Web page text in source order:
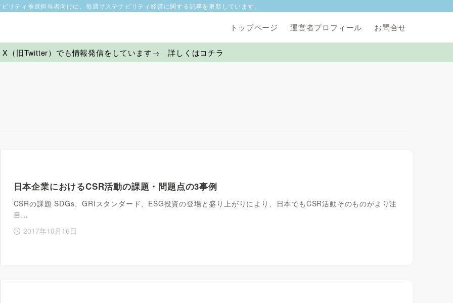
リティ推進担当者向けに、毎週サステナビリティ経営に関する記事を更新しています。
トップページ 運営者プロフィール お問合せ
X（旧Twitter）でも情報発信をしています→ 詳しくはコチラ
日本企業におけるCSR活動の課題・問題点の3事例
CSRの課題 SDGs、GRIスタンダード、ESG投資の登場と盛り上がりにより、日本でもCSR活動そのものがより注
目…
2017年10月16日